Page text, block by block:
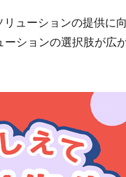
ューションの提供に
ションの選択肢が広